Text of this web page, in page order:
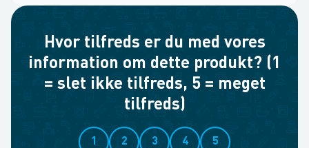
Hvor tilfreds er du med vores
information om dette produkt? (1
= slet ikke tilfreds, 5 = meget
tilfreds)
1 2 3 4 5